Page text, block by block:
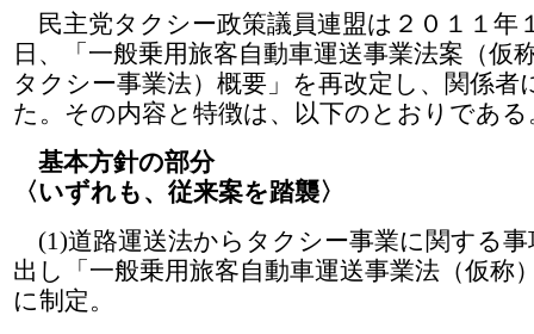
民主党タクシー政策議員連盟は２０１１年
日、「一般乗用旅客自動車運送事業法案（仮
タクシー事業法）概要」を再改定し、関係者
た。その内容と特徴は、以下のとおりである
基本方針の部分
〈いずれも、従来案を踏襲〉
(1)道路運送法からタクシー事業に関する事
出し「一般乗用旅客自動車運送事業法（仮称
に制定。